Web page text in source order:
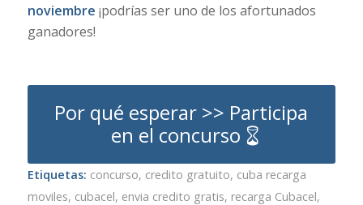
noviembre ¡podrías ser uno de los afortunados
ganadores!
Por qué esperar >> Participa
en el concurso
Etiquetas: concurso, credito gratuito, cuba recarga
moviles, cubacel, envia credito gratis, recarga Cubacel,